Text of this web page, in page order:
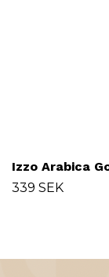
Izzo Arabica
339 SEK